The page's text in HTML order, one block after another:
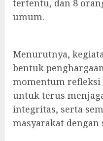
tertentu, dan 8
umum.
Menurutnya,
bentuk
momentum refleksi
untuk terus
integritas, serta
masyarakat dengan